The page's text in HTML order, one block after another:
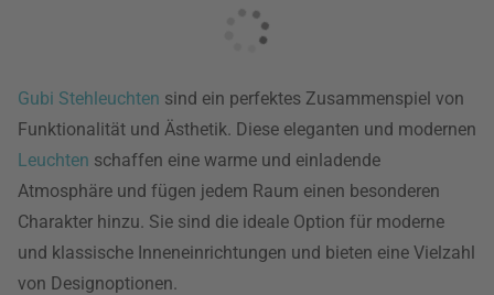
Gubi Stehleuchten sind ein perfektes Zusammenspiel von
Funktionalität und Ästhetik. Diese eleganten und modernen
Leuchten schaffen eine warme und einladende
Atmosphäre und fügen jedem Raum einen besonderen
Charakter hinzu. Sie sind die ideale Option für moderne
und klassische Inneneinrichtungen und bieten eine Vielzahl
von Designoptionen.